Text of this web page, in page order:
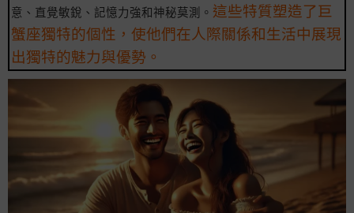
意、直覺敏銳、記憶力強和神秘莫測。 這些特質塑造了巨
蟹座獨特的個性，使他們在人際關係和生活中展現
出獨特的魅力與優勢。